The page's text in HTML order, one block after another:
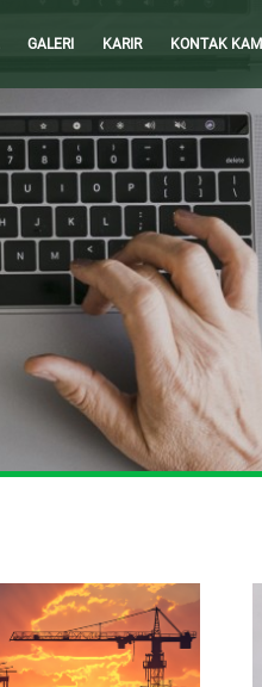
GALERI KARIR KONTAK KAMI